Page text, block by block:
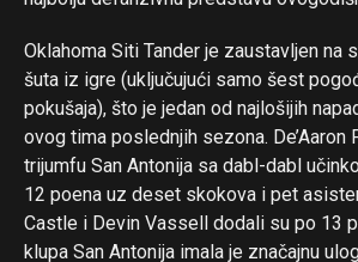
Oklahoma Siti Tander je zaustavljen na
šuta iz igre (uključujući samo šest
pokušaja), što je jedan od najlošijih
ovog tima poslednjih sezona. De’Aaron
trijumfu San Antonija sa dabl-dabl
12 poena uz deset skokova i pet
Castle i Devin Vassell dodali su po 13
klupa San Antonija imala je značajnu